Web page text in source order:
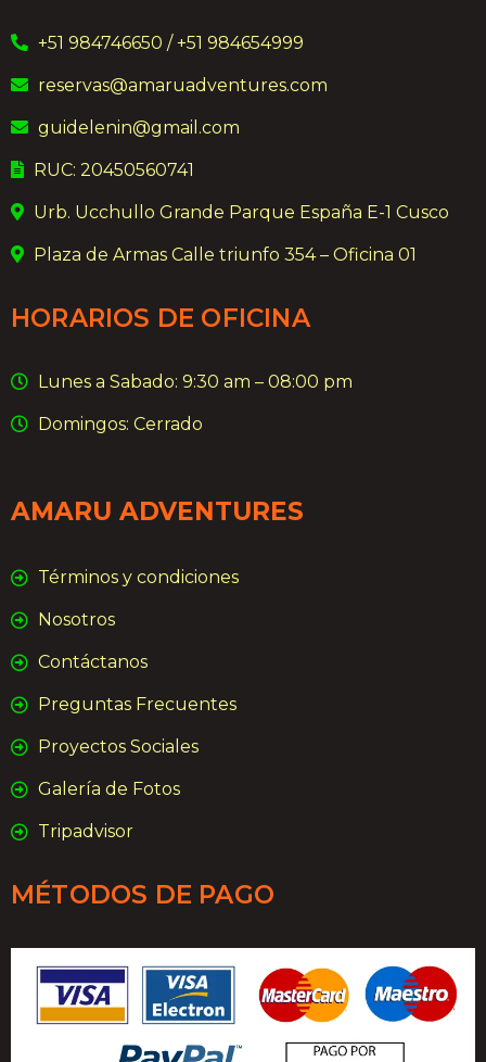
+51 984746650 / +51 984654999
reservas@amaruadventures.com
guidelenin@gmail.com
RUC: 20450560741
Urb. Ucchullo Grande Parque España E-1 Cusco
Plaza de Armas Calle triunfo 354 – Oficina 01
HORARIOS DE OFICINA
Lunes a Sabado: 9:30 am – 08:00 pm
Domingos: Cerrado
AMARU ADVENTURES
Términos y condiciones
Nosotros
Contáctanos
Preguntas Frecuentes
Proyectos Sociales
Galería de Fotos
Tripadvisor
MÉTODOS DE PAGO